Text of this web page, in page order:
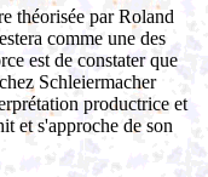
théorisée par Roland
comme une des
est de constater que
Schleiermacher
productrice et
et s'approche de son